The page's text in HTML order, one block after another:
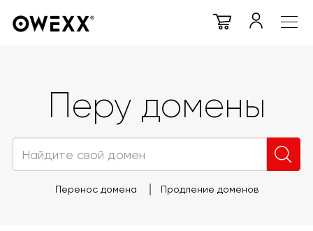
Перу домены
Перенос домена Продление доменов